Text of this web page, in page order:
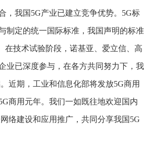
，我国5G产业已建立竞争优势。5G标
制定的统一国际标准，我国声明的标准
在技术试验阶段，诺基亚、爱立信、高
业已深度参与，在各方共同努力下，我
近期，工业和信息化部将发放5G商用
商用元年。我们一如既往地欢迎国内
络建设和应用推广，共同分享我国5G